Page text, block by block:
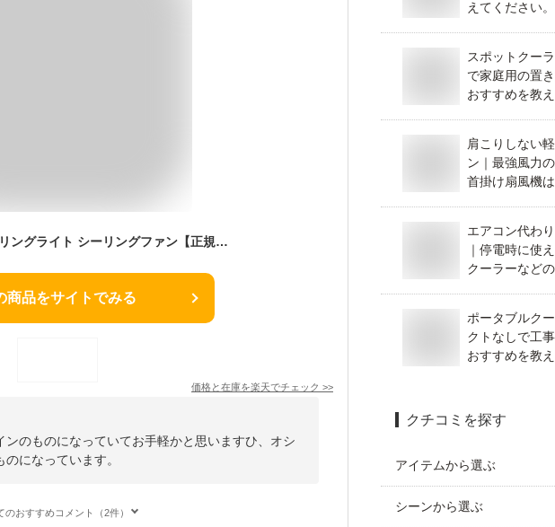
【2大特典付き】シーリングライト シーリングファン【正規店】サーキュライト シーリングファンライト 6畳 サーキュレーター おしゃれ 照明 リモコン LED DCモーター 天井照明 薄型 電球色 省エネ 逆回転 DCC-SW06EC［ CIRCULIGHT EZシリーズ 調光調色 6畳タイプ ］
商品をサイトでみる
価格と在庫を楽天でチェック >>
のものになっていてお手軽かと思いますひ、オシ
になっています。
のおすすめコメント（2件）
えてください。
スポットクー
で家庭用の置
おすすめを教え
肩こりしない
ン｜最強風力
首掛け扇風機は
エアコン代わ
｜停電時に使
クーラーなど
ポータブルク
クトなしで工
おすすめを教
クチコミを探す
アイテムから選ぶ
シーンから選ぶ